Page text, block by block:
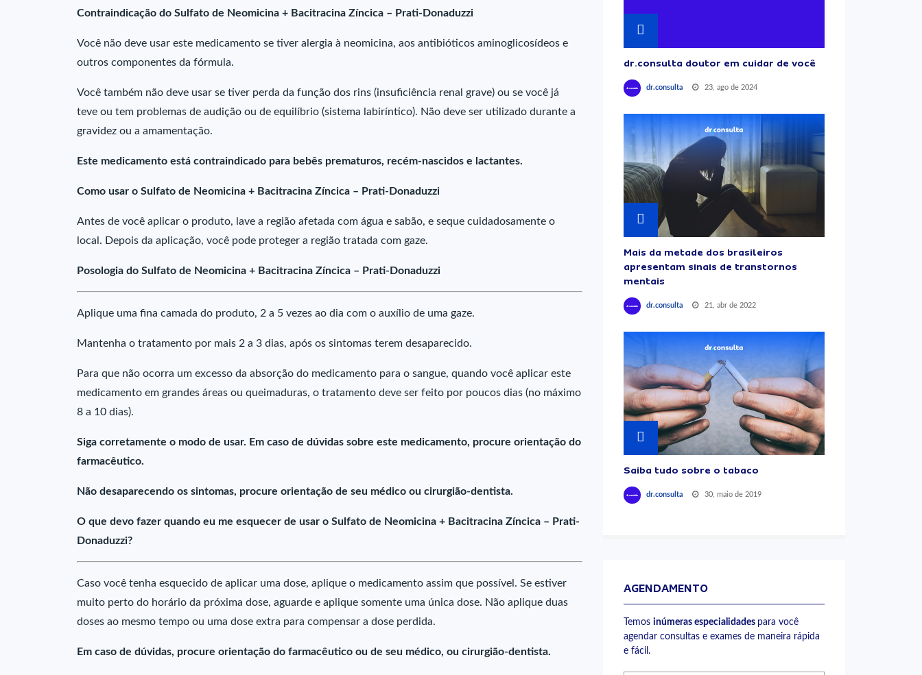
Contraindicação do Sulfato de Neomicina + Bacitracina Zíncica – Prati-Donaduzzi
Você não deve usar este medicamento se tiver alergia à neomicina, aos antibióticos aminoglicosídeos e
outros componentes da fórmula.
Você também não deve usar se tiver perda da função dos rins (insuficiência renal grave) ou se você já
teve ou tem problemas de audição ou de equilíbrio (sistema labiríntico). Não deve ser utilizado durante a
gravidez ou a amamentação.
Este medicamento está contraindicado para bebês prematuros, recém-nascidos e lactantes.
Como usar o Sulfato de Neomicina + Bacitracina Zíncica – Prati-Donaduzzi
Antes de você aplicar o produto, lave a região afetada com água e sabão, e seque cuidadosamente o
local. Depois da aplicação, você pode proteger a região tratada com gaze.
Posologia do Sulfato de Neomicina + Bacitracina Zíncica – Prati-Donaduzzi
Aplique uma fina camada do produto, 2 a 5 vezes ao dia com o auxílio de uma gaze.
Mantenha o tratamento por mais 2 a 3 dias, após os sintomas terem desaparecido.
Para que não ocorra um excesso da absorção do medicamento para o sangue, quando você aplicar este
medicamento em grandes áreas ou queimaduras, o tratamento deve ser feito por poucos dias (no máximo
8 a 10 dias).
Siga corretamente o modo de usar. Em caso de dúvidas sobre este medicamento, procure orientação do
farmacêutico.
Não desaparecendo os sintomas, procure orientação de seu médico ou cirurgião-dentista.
O que devo fazer quando eu me esquecer de usar o Sulfato de Neomicina + Bacitracina Zíncica – Prati-
Donaduzzi?
Caso você tenha esquecido de aplicar uma dose, aplique o medicamento assim que possível. Se estiver
muito perto do horário da próxima dose, aguarde e aplique somente uma única dose. Não aplique duas
doses ao mesmo tempo ou uma dose extra para compensar a dose perdida.
Em caso de dúvidas, procure orientação do farmacêutico ou de seu médico, ou cirurgião-dentista.
dr.consulta doutor em cuidar de você
dr.consulta 23, ago de 2024
Mais da metade dos brasileiros
apresentam sinais de transtornos
mentais
dr.consulta 21, abr de 2022
Saiba tudo sobre o tabaco
dr.consulta 30, maio de 2019
AGENDAMENTO
Temos inúmeras especialidades para você
agendar consultas e exames de maneira rápida
e fácil.